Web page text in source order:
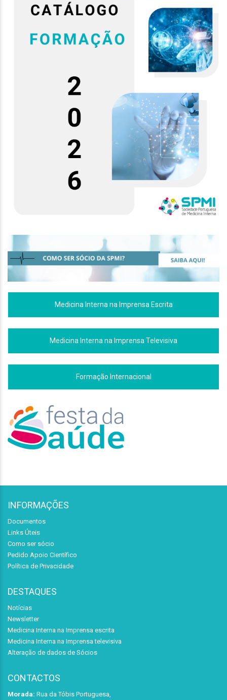
Medicina Interna na Imprensa Escrita
Medicina Interna na Imprensa Televisiva
Formação Internacional
INFORMAÇÕES
Documentos
Links Úteis
Como ser sócio
Pedido Apoio Científico
Política de Privacidade
DESTAQUES
Notícias
Newsletter
Medicina Interna na Imprensa escrita
Medicina Interna na Imprensa televisiva
Alteração de dados de Sócios
CONTACTOS
Morada: Rua da Tóbis Portuguesa,